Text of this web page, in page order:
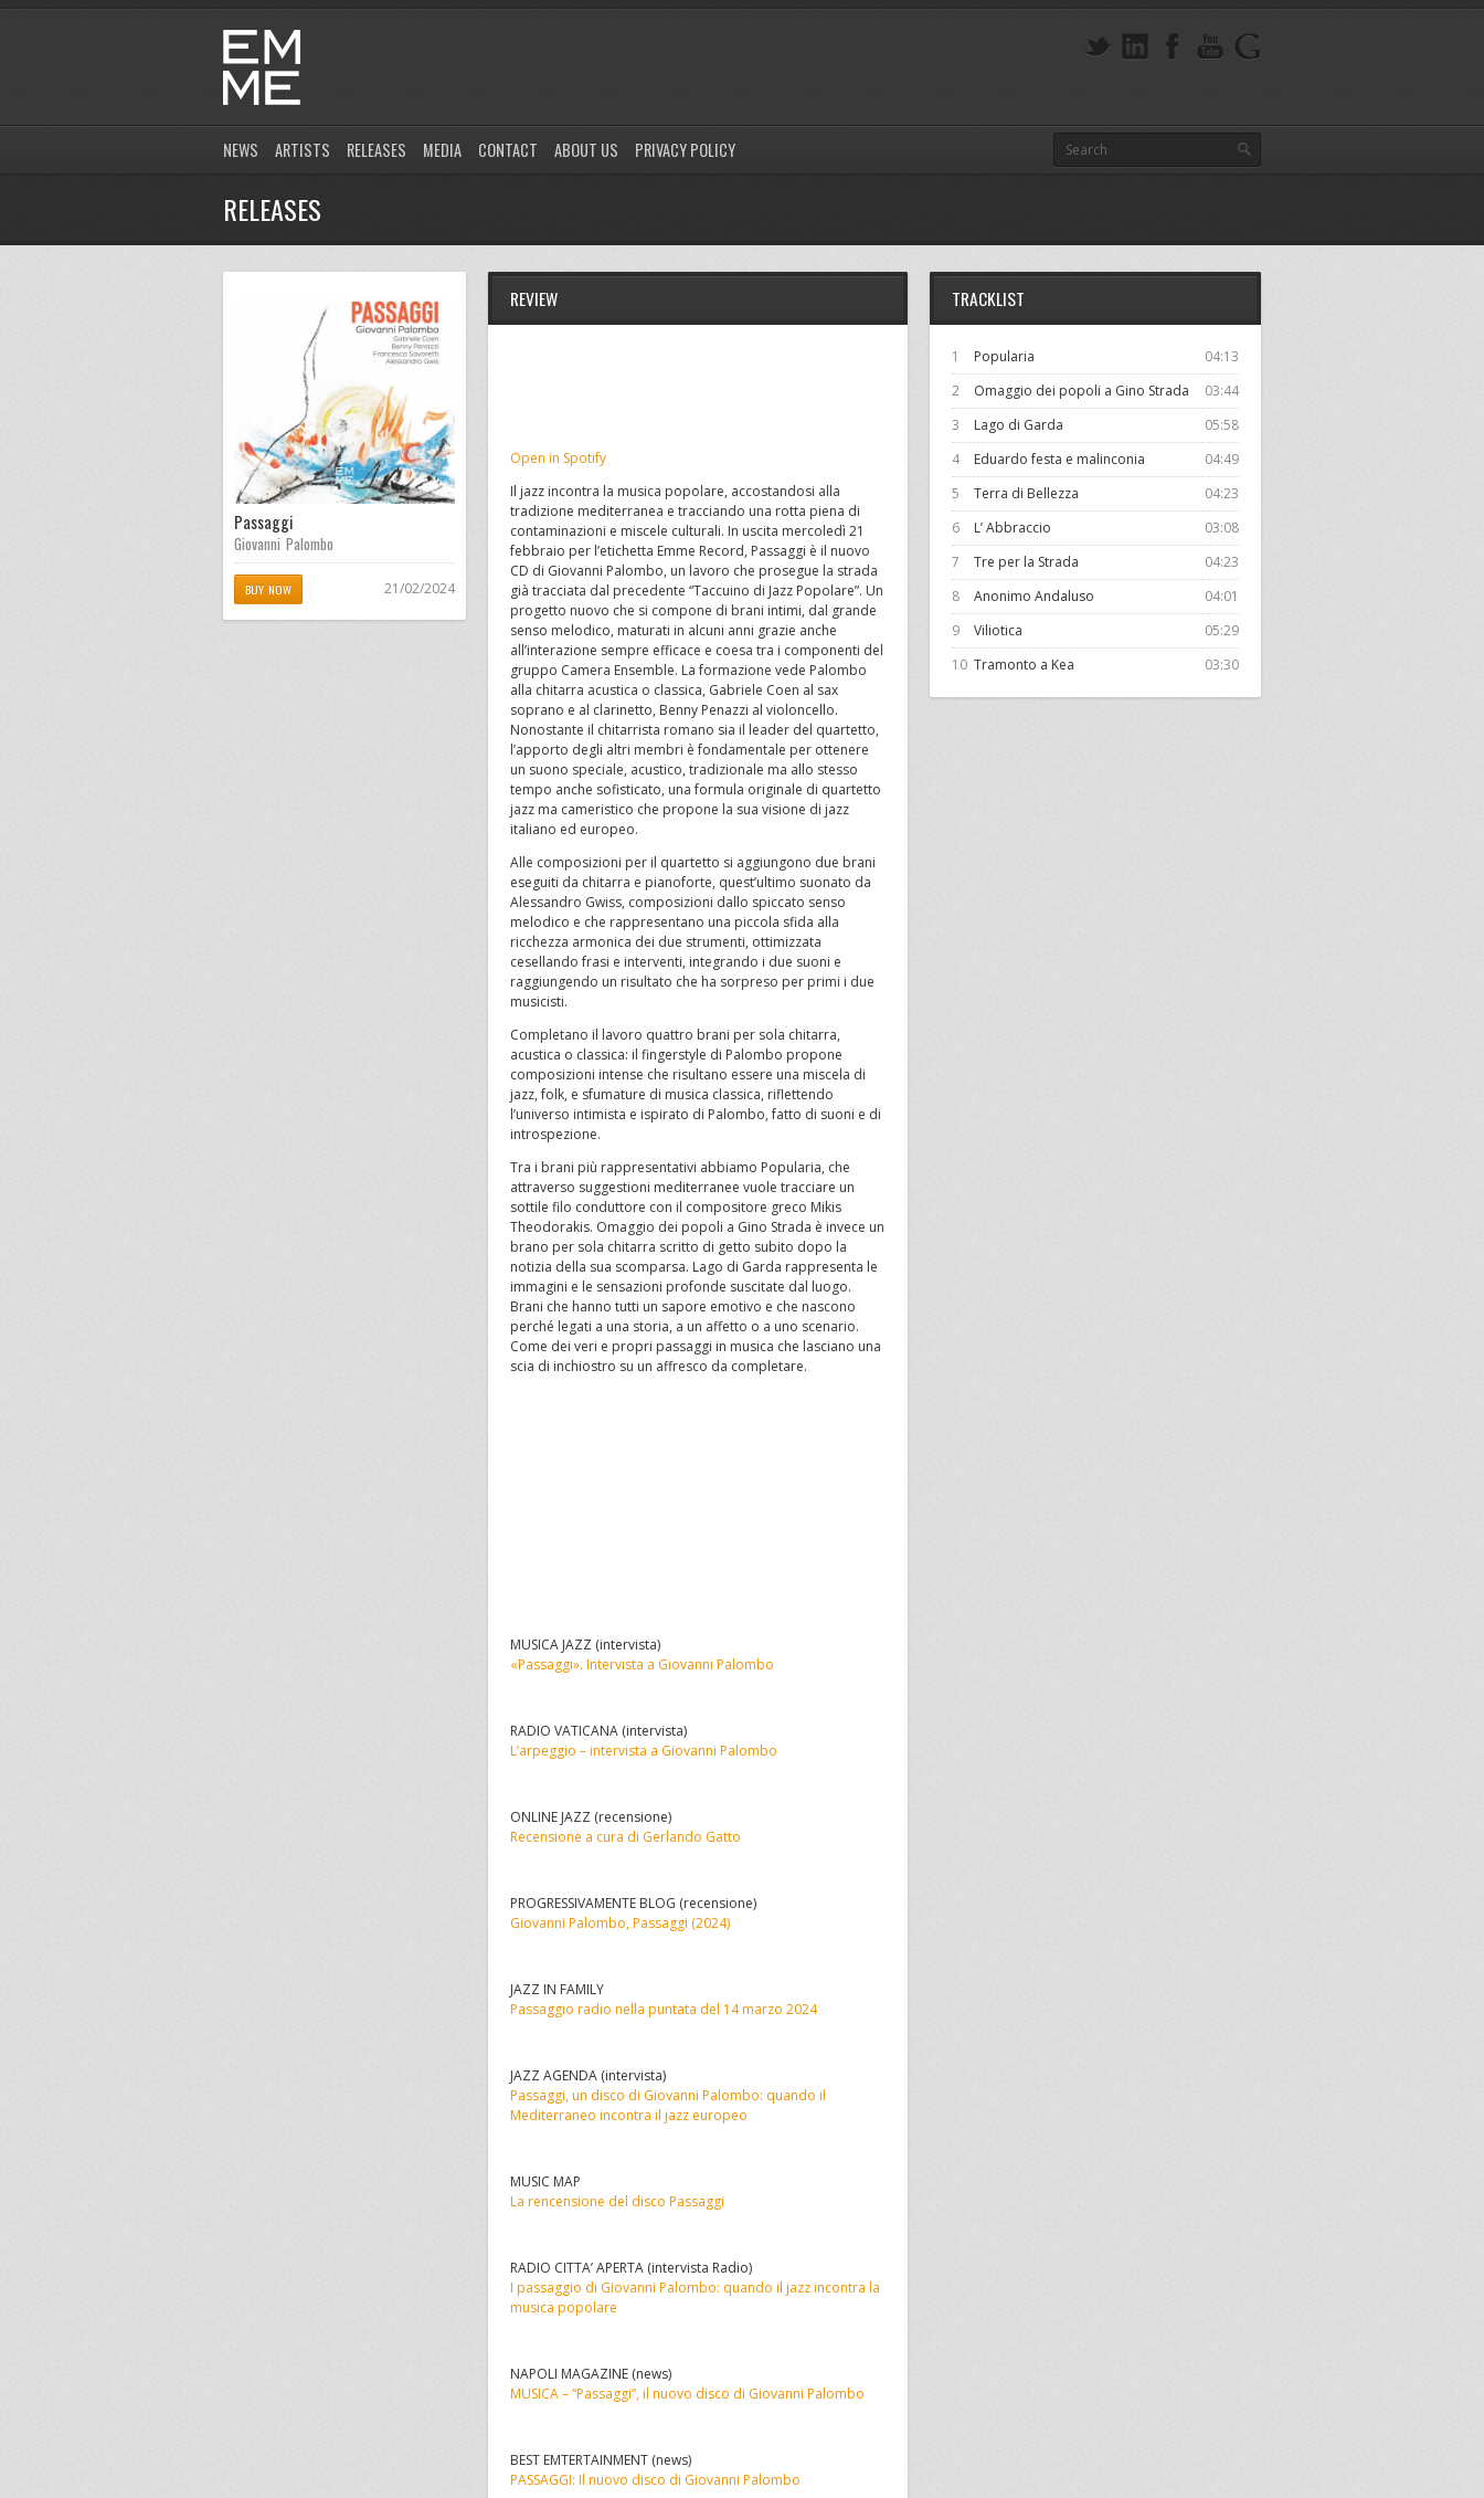
NEWS ARTISTS RELEASES MEDIA CONTACT ABOUT US PRIVACY POLICY
RELEASES
Passaggi
Giovanni Palombo
BUY NOW 21/02/2024
REVIEW
Open in Spotify
Il jazz incontra la musica popolare, accostandosi alla
tradizione mediterranea e tracciando una rotta piena di
contaminazioni e miscele culturali. In uscita mercoledì 21
febbraio per l’etichetta Emme Record, Passaggi è il nuovo
CD di Giovanni Palombo, un lavoro che prosegue la strada
già tracciata dal precedente “Taccuino di Jazz Popolare”. Un
progetto nuovo che si compone di brani intimi, dal grande
senso melodico, maturati in alcuni anni grazie anche
all’interazione sempre efficace e coesa tra i componenti del
gruppo Camera Ensemble. La formazione vede Palombo
alla chitarra acustica o classica, Gabriele Coen al sax
soprano e al clarinetto, Benny Penazzi al violoncello.
Nonostante il chitarrista romano sia il leader del quartetto,
l’apporto degli altri membri è fondamentale per ottenere
un suono speciale, acustico, tradizionale ma allo stesso
tempo anche sofisticato, una formula originale di quartetto
jazz ma cameristico che propone la sua visione di jazz
italiano ed europeo.
Alle composizioni per il quartetto si aggiungono due brani
eseguiti da chitarra e pianoforte, quest’ultimo suonato da
Alessandro Gwiss, composizioni dallo spiccato senso
melodico e che rappresentano una piccola sfida alla
ricchezza armonica dei due strumenti, ottimizzata
cesellando frasi e interventi, integrando i due suoni e
raggiungendo un risultato che ha sorpreso per primi i due
musicisti.
Completano il lavoro quattro brani per sola chitarra,
acustica o classica: il fingerstyle di Palombo propone
composizioni intense che risultano essere una miscela di
jazz, folk, e sfumature di musica classica, riflettendo
l’universo intimista e ispirato di Palombo, fatto di suoni e di
introspezione.
Tra i brani più rappresentativi abbiamo Popularia, che
attraverso suggestioni mediterranee vuole tracciare un
sottile filo conduttore con il compositore greco Mikis
Theodorakis. Omaggio dei popoli a Gino Strada è invece un
brano per sola chitarra scritto di getto subito dopo la
notizia della sua scomparsa. Lago di Garda rappresenta le
immagini e le sensazioni profonde suscitate dal luogo.
Brani che hanno tutti un sapore emotivo e che nascono
perché legati a una storia, a un affetto o a uno scenario.
Come dei veri e propri passaggi in musica che lasciano una
scia di inchiostro su un affresco da completare.
MUSICA JAZZ (intervista)
«Passaggi». Intervista a Giovanni Palombo
RADIO VATICANA (intervista)
L’arpeggio – intervista a Giovanni Palombo
ONLINE JAZZ (recensione)
Recensione a cura di Gerlando Gatto
PROGRESSIVAMENTE BLOG (recensione)
Giovanni Palombo, Passaggi (2024)
JAZZ IN FAMILY
Passaggio radio nella puntata del 14 marzo 2024
JAZZ AGENDA (intervista)
Passaggi, un disco di Giovanni Palombo: quando il
Mediterraneo incontra il jazz europeo
MUSIC MAP
La rencensione del disco Passaggi
RADIO CITTA’ APERTA (intervista Radio)
I passaggio di Giovanni Palombo: quando il jazz incontra la
musica popolare
NAPOLI MAGAZINE (news)
MUSICA – “Passaggi”, il nuovo disco di Giovanni Palombo
BEST EMTERTAINMENT (news)
PASSAGGI: Il nuovo disco di Giovanni Palombo
TRACKLIST
1 Popularia
04:13
2
Omaggio dei popoli a Gino Strada
03:44
3
Lago di Garda
05:58
4
Eduardo festa e malinconia
04:49
5
Terra di Bellezza
04:23
6
L’ Abbraccio
03:08
7
Tre per la Strada
04:23
8
Anonimo Andaluso
04:01
9
Viliotica
05:29
10 Tramonto a Kea 03:30